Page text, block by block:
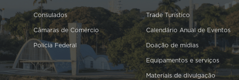
Consulados
Câmaras de Comércio
Polícia Federal
Trade Turístico
Calendário Anual de Eventos
Doação de mídias
Equipamentos e serviços
Materiais de divulgação